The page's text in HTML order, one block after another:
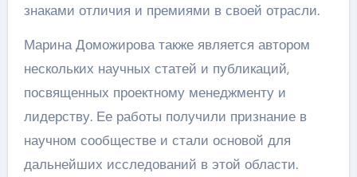
знаками отличия и премиями в своей отрасли.
Марина Доможирова также является автором
нескольких научных статей и публикаций,
посвященных проектному менеджменту и
лидерству. Ее работы получили признание в
научном сообществе и стали основой для
дальнейших исследований в этой области.